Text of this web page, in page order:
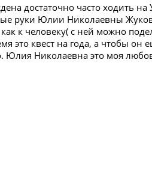
достаточно часто ходить
руки Юлии Николаевны
к человеку( с ней можно
это квест на года, а чтобы
Юлия Николаевна это моя